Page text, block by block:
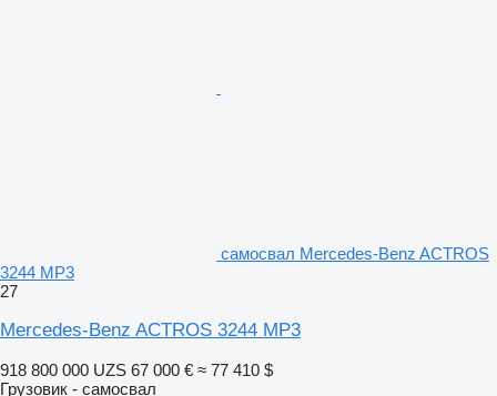
самосвал Mercedes-Benz ACTROS
3244 MP3
27
Mercedes-Benz ACTROS 3244 MP3
918 800 000 UZS 67 000 € ≈ 77 410 $
Грузовик - самосвал